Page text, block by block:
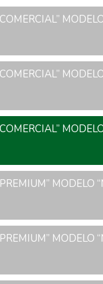
MODELO
MODELO